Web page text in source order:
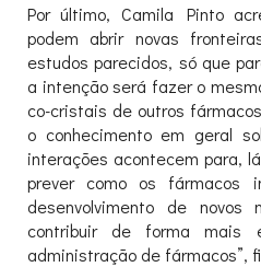
Por último, Camila Pinto
podem abrir novas
estudos parecidos, só que
a intenção será fazer o
co-cristais de outros
o conhecimento em geral
interações acontecem para,
prever como os fármacos
desenvolvimento de novos
contribuir de forma mais
administração de fármacos”,